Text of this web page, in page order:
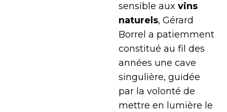
sensible aux vins
naturels, Gérard
Borrel a patiemment
constitué au fil des
années une cave
singulière, guidée
par la volonté de
mettre en lumière le